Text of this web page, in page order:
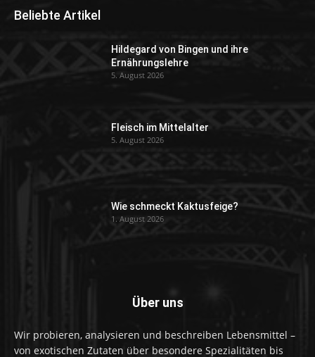
Beliebte Artikel
Hildegard von Bingen und ihre
Ernährungslehre
5. August 2026
Fleisch im Mittelalter
5. August 2026
Wie schmeckt Kaktusfeige?
1. August 2026
Über uns
Wir probieren, analysieren und beschreiben Lebensmittel –
von exotischen Zutaten über besondere Spezialitäten bis